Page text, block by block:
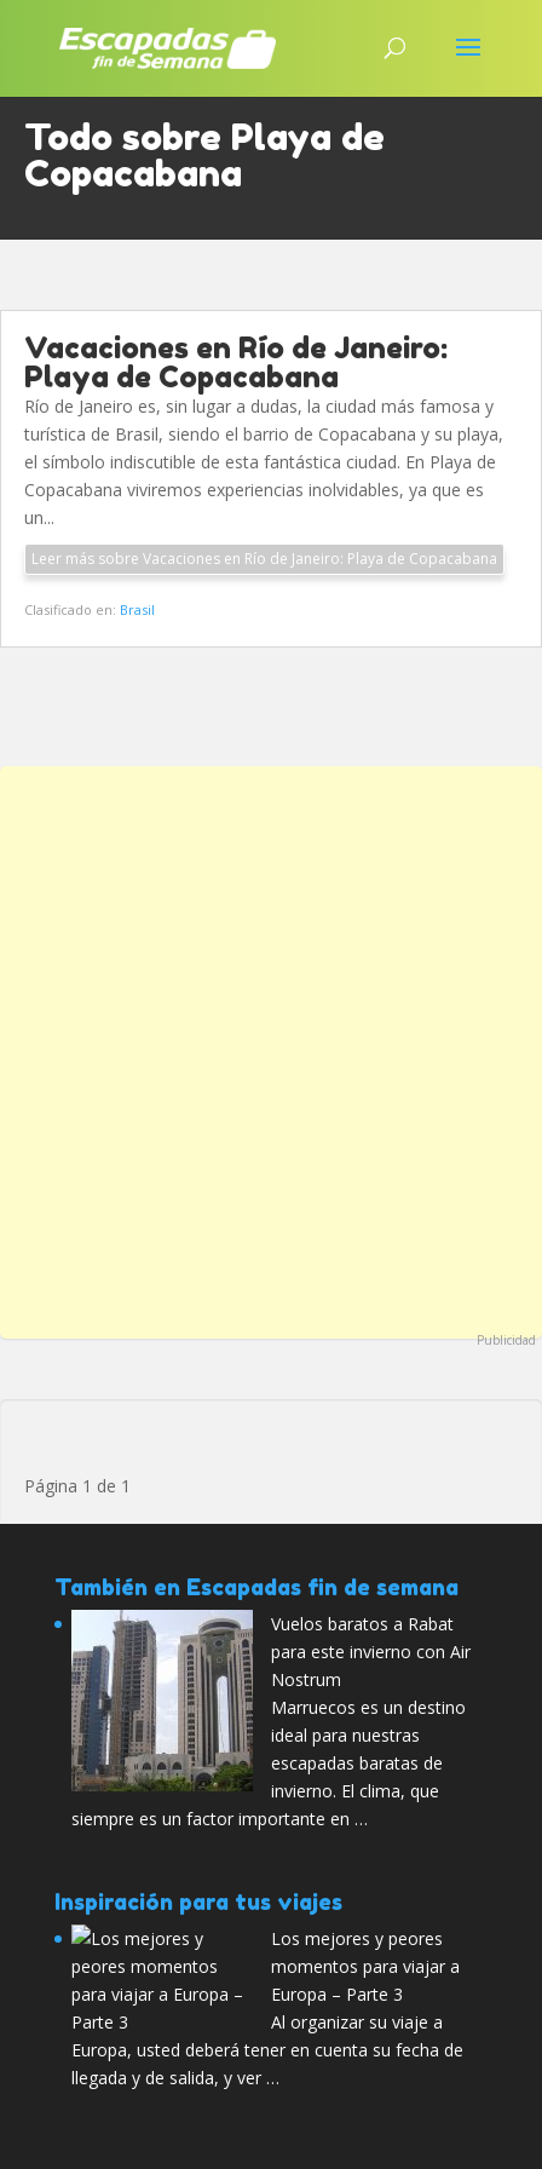
Todo sobre Playa de
Copacabana
Vacaciones en Río de Janeiro:
Playa de Copacabana
Río de Janeiro es, sin lugar a dudas, la ciudad más famosa y
turística de Brasil, siendo el barrio de Copacabana y su playa,
el símbolo indiscutible de esta fantástica ciudad. En Playa de
Copacabana viviremos experiencias inolvidables, ya que es
un...
Leer más sobre Vacaciones en Río de Janeiro: Playa de Copacabana
Clasificado en: Brasil
Publicidad
Página 1 de 1
También en Escapadas fin de semana
Vuelos baratos a Rabat
para este invierno con Air
Nostrum
Marruecos es un destino
ideal para nuestras
escapadas baratas de
invierno. El clima, que
siempre es un factor importante en …
Inspiración para tus viajes
Los mejores y peores
momentos para viajar a
Europa – Parte 3
Al organizar su viaje a
Europa, usted deberá tener en cuenta su fecha de
llegada y de salida, y ver …